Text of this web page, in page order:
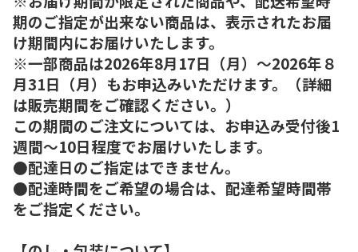
期のご指定が出来ない商品は、表示されたお届
け期間内にお届けいたします。
※一部商品は2026年8月17日（月）～2026年８
月31日（月）もお申込みいただけます。（詳細
は販売期間をご確認ください。）
この期間のご注文については、お申込み受付後1
週間～10日程度でお届けいたします。
●配達日のご指定はできません。
●配達時間をご希望の場合は、配達希望時間帯
をご指定ください。